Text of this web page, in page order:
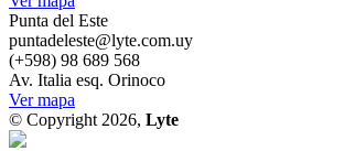
Punta del Este
puntadeleste@lyte.com.uy
(+598) 98 689 568
Av. Italia esq. Orinoco
Ver mapa
© Copyright 2026, Lyte